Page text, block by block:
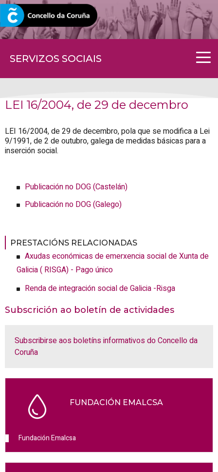
SERVIZOS SOCIAIS
CORUNA.GAL
LEI 16/2004, de 29 de decembro
LEI 16/2004, de 29 de decembro, pola que se modifica a Lei
9/1991, de 2 de outubro, galega de medidas básicas para a
inserción social.
Publicación no DOG (Castelán)
Publicación no DOG (Galego)
PRESTACIÓNS RELACIONADAS
Axudas económicas de emerxencia social de Xunta de
Galicia ( RISGA) - Pago único
Renda de integración social de Galicia -Risga
Subscrición ao boletín de actividades
Subscribirse aos boletíns informativos do Concello da
Coruña
FUNDACIÓN EMALCSA
Fundación Emalcsa